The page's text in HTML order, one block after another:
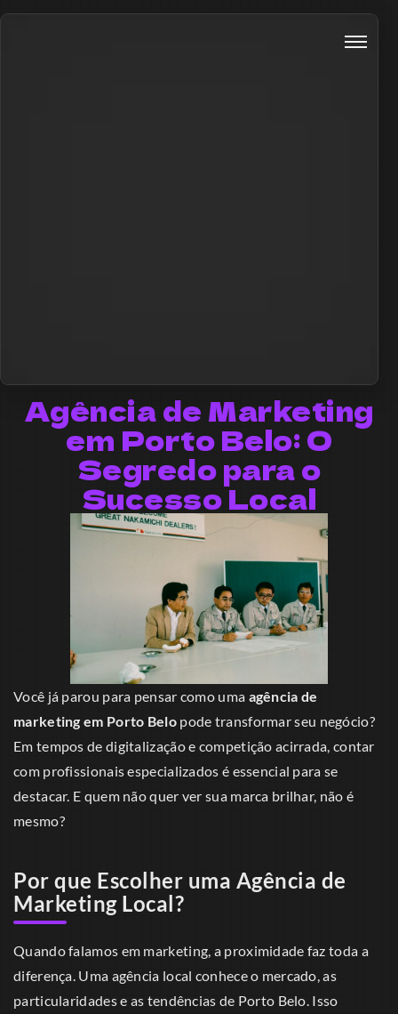
Agência de Marketing
em Porto Belo: O
Segredo para o
Sucesso Local
Você já parou para pensar como uma agência de
marketing em Porto Belopode transformar seu negócio?
Em tempos de digitalização e competição acirrada, contar
com profissionais especializados é essencial para se
destacar. E quem não quer ver sua marca brilhar, não é
mesmo?
Por que Escolher uma Agência de
Marketing Local?
Quando falamos em marketing, a proximidade faz toda a
diferença. Uma agência local conhece o mercado, as
particularidades e as tendências de Porto Belo. Isso